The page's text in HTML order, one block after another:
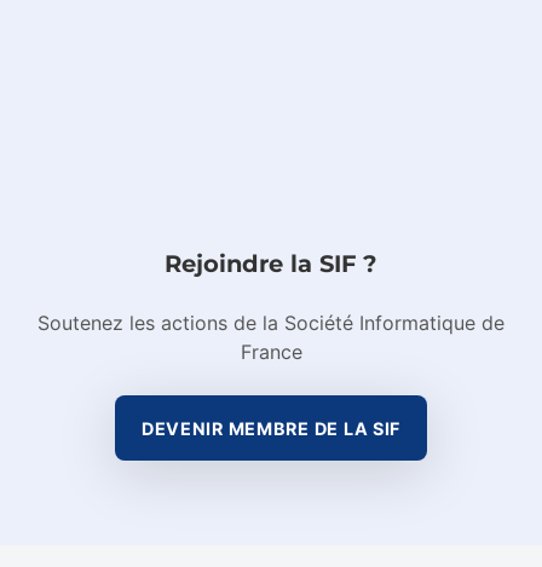
Rejoindre la SIF ?
Soutenez les actions de la Société Informatique de
France
DEVENIR MEMBRE DE LA SIF